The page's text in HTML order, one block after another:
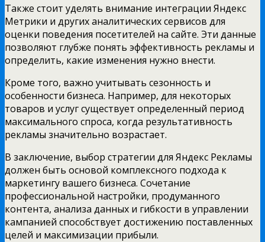
Также стоит уделять внимание интеграции Яндекс
Метрики и других аналитических сервисов для
оценки поведения посетителей на сайте. Эти данные
позволяют глубже понять эффективность рекламы и
определить, какие изменения нужно внести.
Кроме того, важно учитывать сезонность и
особенности бизнеса. Например, для некоторых
товаров и услуг существует определенный период
максимального спроса, когда результативность
рекламы значительно возрастает.
В заключение, выбор стратегии для Яндекс Рекламы
должен быть основой комплексного подхода к
маркетингу вашего бизнеса. Сочетание
профессиональной настройки, продуманного
контента, анализа данных и гибкости в управлении
кампанией способствует достижению поставленных
целей и максимизации прибыли.